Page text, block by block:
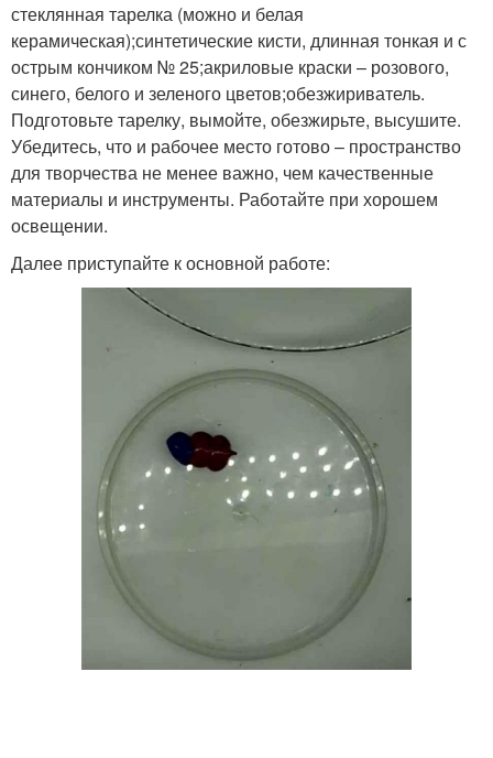
стеклянная тарелка (можно и белая
керамическая);синтетические кисти, длинная тонкая и с
острым кончиком № 25;акриловые краски – розового,
синего, белого и зеленого цветов;обезжириватель.
Подготовьте тарелку, вымойте, обезжирьте, высушите.
Убедитесь, что и рабочее место готово – пространство
для творчества не менее важно, чем качественные
материалы и инструменты. Работайте при хорошем
освещении.
Далее приступайте к основной работе: